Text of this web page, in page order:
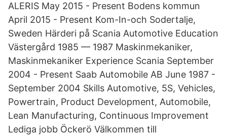
ALERIS May 2015 - Present Bodens kommun
April 2015 - Present Kom-In-och Sodertalje,
Sweden Härderi på Scania Automotive Education
Västergård 1985 — 1987 Maskinmekaniker,
Maskinmekaniker Experience Scania September
2004 - Present Saab Automobile AB June 1987 -
September 2004 Skills Automotive, 5S, Vehicles,
Powertrain, Product Development, Automobile,
Lean Manufacturing, Continuous Improvement
Lediga jobb Öckerö Välkommen till